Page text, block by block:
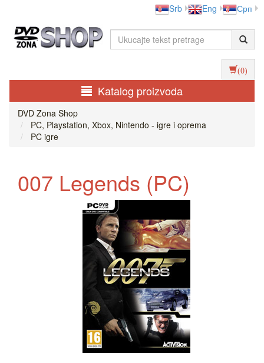
Srb Eng Срп
(0)
Katalog proizvoda
DVD Zona Shop
PC, Playstation, Xbox, Nintendo - igre i oprema
PC igre
007 Legends (PC)